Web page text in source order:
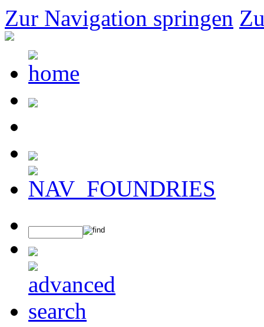
Zur Navigation springen